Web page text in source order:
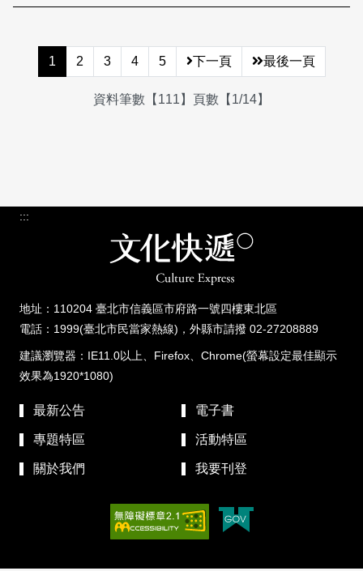
1 2 3 4 5 下一頁 最後一頁
資料筆數【111】頁數【1/14】
:::
地址：110204 臺北市信義區市府路一號四樓東北區
電話：1999(臺北市民當家熱線)，外縣市請撥 02-27208889
建議瀏覽器：IE11.0以上、Firefox、Chrome(螢幕設定最佳顯示
效果為1920*1080)
最新公告 電子書
專題特區 活動特區
關於我們 我要刊登